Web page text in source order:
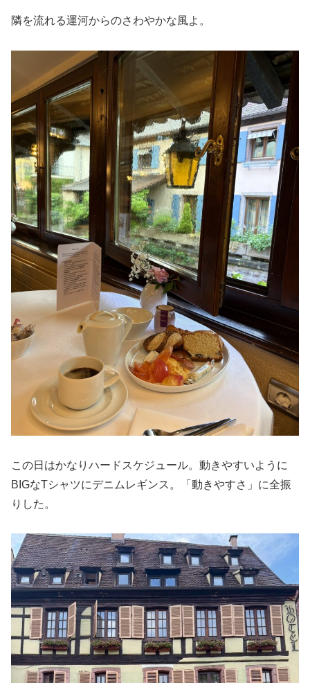
隣を流れる運河からのさわやかな風よ。
この日はかなりハードスケジュール。動きやすいように
BIGなTシャツにデニムレギンス。「動きやすさ」に全振
りした。